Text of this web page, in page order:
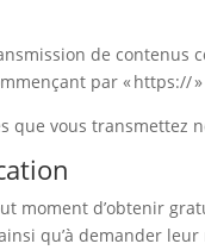
de
par «
que vous transmettez
moment d’obtenir
qu’à demander